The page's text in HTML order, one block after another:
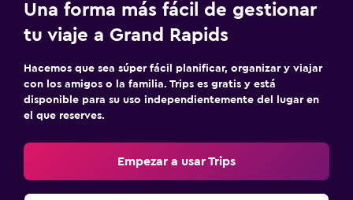
Una forma más fácil de gestionar
tu viaje a Grand Rapids
Hacemos que sea súper fácil planificar, organizar y viajar
con los amigos o la familia. Trips es gratis y está
disponible para su uso independientemente del lugar en
el que reserves.
Empezar a usar Trips